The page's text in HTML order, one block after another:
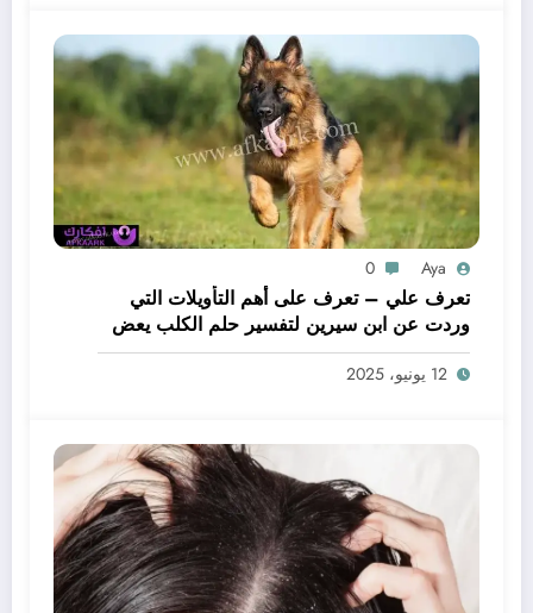
Aya
0
تعرف علي – تعرف على أهم التأويلات التي
وردت عن ابن سيرين لتفسير حلم الكلب يعض
يدي – بالتفصيل
12 يونيو، 2025